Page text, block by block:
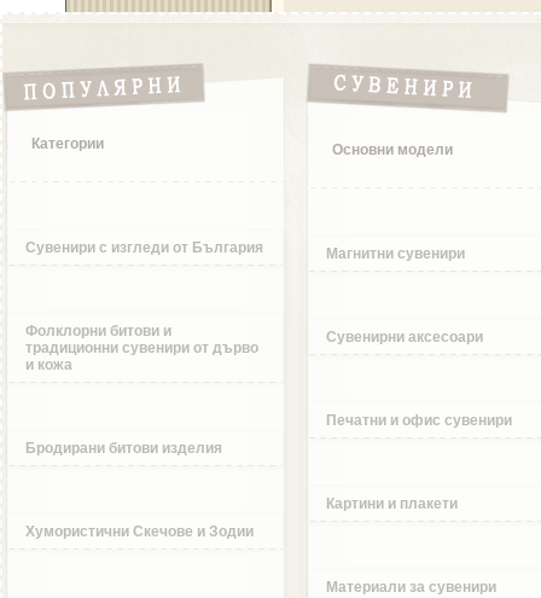
Категории
Сувенири с изгледи от България
Фолклорни битови и
традиционни сувенири от дърво
и кожа
Бродирани битови изделия
Хумористични Скечове и Зодии
Основни модели
Магнитни сувенири
Сувенирни аксесоари
Печатни и офис сувенири
Картини и плакети
Материали за сувенири